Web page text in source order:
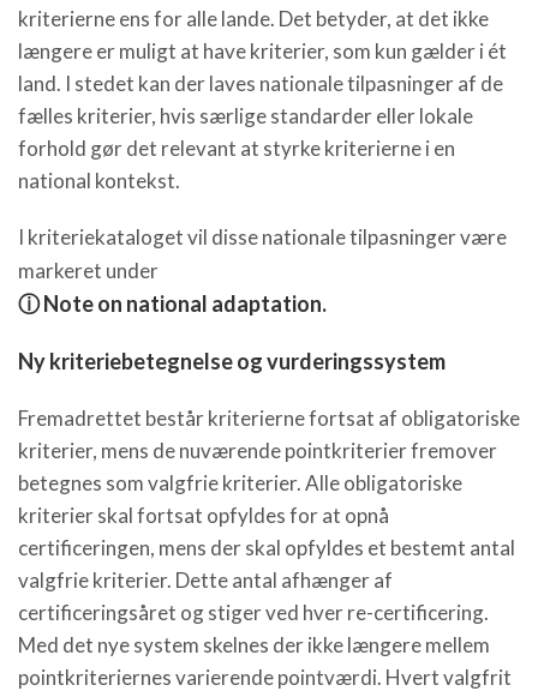
kriterierne ens for alle lande. Det betyder, at det ikke
længere er muligt at have kriterier, som kun gælder i ét
land. I stedet kan der laves nationale tilpasninger af de
fælles kriterier, hvis særlige standarder eller lokale
forhold gør det relevant at styrke kriterierne i en
national kontekst.
I kriteriekataloget vil disse nationale tilpasninger være
markeret under
ⓘ Note on national adaptation.
Ny kriteriebetegnelse og vurderingssystem
Fremadrettet består kriterierne fortsat af obligatoriske
kriterier, mens de nuværende pointkriterier fremover
betegnes som valgfrie kriterier. Alle obligatoriske
kriterier skal fortsat opfyldes for at opnå
certificeringen, mens der skal opfyldes et bestemt antal
valgfrie kriterier. Dette antal afhænger af
certificeringsåret og stiger ved hver re-certificering.
Med det nye system skelnes der ikke længere mellem
pointkriteriernes varierende pointværdi. Hvert valgfrit